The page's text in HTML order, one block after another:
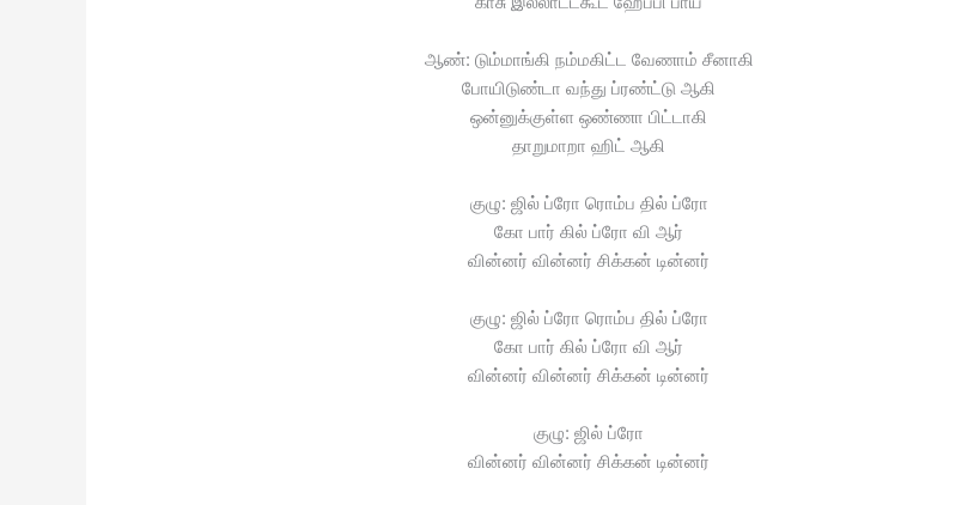
ஆண்: டும்மாங்கி நம்மகிட்ட வேணாம் சீனாகி
போயிடுண்டா வந்து ப்ரண்ட்டு ஆகி
ஒன்னுக்குள்ள ஒண்ணா பிட்டாகி
தாறுமாறா ஹிட் ஆகி
குழு: ஜில் ப்ரோ ரொம்ப தில் ப்ரோ
கோ பார் கில் ப்ரோ வி ஆர்
வின்னர் வின்னர் சிக்கன் டின்னர்
குழு: ஜில் ப்ரோ ரொம்ப தில் ப்ரோ
கோ பார் கில் ப்ரோ வி ஆர்
வின்னர் வின்னர் சிக்கன் டின்னர்
குழு: ஜில் ப்ரோ
வின்னர் வின்னர் சிக்கன் டின்னர்